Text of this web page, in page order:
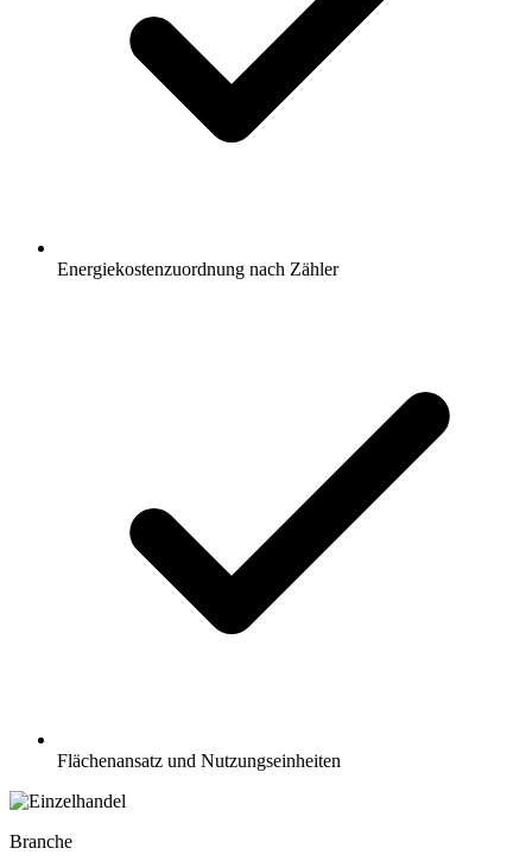
Energiekostenzuordnung nach Zähler
Flächenansatz und Nutzungseinheiten
Branche